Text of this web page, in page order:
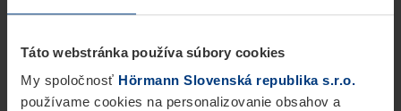
Táto webstránka používa súbory cookies
My spoločnosť Hörmann Slovenská republika s.r.o.
používame cookies na personalizovanie obsahov a